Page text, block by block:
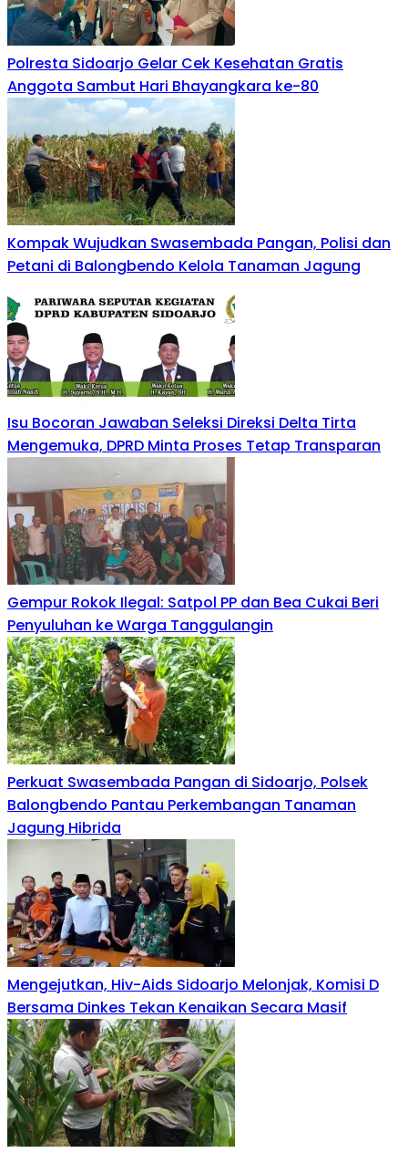
Polresta Sidoarjo Gelar Cek Kesehatan Gratis
Anggota Sambut Hari Bhayangkara ke-80
Kompak Wujudkan Swasembada Pangan, Polisi dan
Petani di Balongbendo Kelola Tanaman Jagung
Isu Bocoran Jawaban Seleksi Direksi Delta Tirta
Mengemuka, DPRD Minta Proses Tetap Transparan
Gempur Rokok Ilegal: Satpol PP dan Bea Cukai Beri
Penyuluhan ke Warga Tanggulangin
Perkuat Swasembada Pangan di Sidoarjo, Polsek
Balongbendo Pantau Perkembangan Tanaman
Jagung Hibrida
Mengejutkan, Hiv-Aids Sidoarjo Melonjak, Komisi D
Bersama Dinkes Tekan Kenaikan Secara Masif